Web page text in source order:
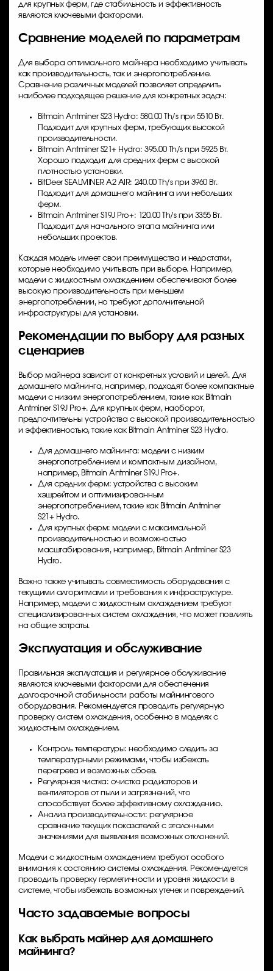
для крупных ферм, где стабильность и эффективность
являются ключевыми факторами.
Сравнение моделей по параметрам
Для выбора оптимального майнера необходимо учитывать
как производительность, так и энергопотребление.
Сравнение различных моделей позволяет определить
наиболее подходящее решение для конкретных задач:
Bitmain Antminer S23 Hydro: 580.00 Th/s при 5510 Вт.
Подходит для крупных ферм, требующих высокой
производительности.
Bitmain Antminer S21+ Hydro: 395.00 Th/s при 5925 Вт.
Хорошо подходит для средних ферм с высокой
плотностью установки.
BitDeer SEALMINER A2 AIR: 240.00 Th/s при 3960 Вт.
Подходит для домашнего майнинга или небольших
ферм.
Bitmain Antminer S19J Pro+: 120.00 Th/s при 3355 Вт.
Подходит для начального этапа майнинга или
небольших проектов.
Каждая модель имеет свои преимущества и недостатки,
которые необходимо учитывать при выборе. Например,
модели с жидкостным охлаждением обеспечивают более
высокую производительность при меньшем
энергопотреблении, но требуют дополнительной
инфраструктуры для установки.
Рекомендации по выбору для разных
сценариев
Выбор майнера зависит от конкретных условий и целей. Для
домашнего майнинга, например, подходят более компактные
модели с низким энергопотреблением, такие как Bitmain
Antminer S19J Pro+. Для крупных ферм, наоборот,
предпочтительны устройства с высокой производительностью
и эффективностью, такие как Bitmain Antminer S23 Hydro.
Для домашнего майнинга: модели с низким
энергопотреблением и компактным дизайном,
например, Bitmain Antminer S19J Pro+.
Для средних ферм: устройства с высоким
хэшрейтом и оптимизированным
энергопотреблением, такие как Bitmain Antminer
S21+ Hydro.
Для крупных ферм: модели с максимальной
производительностью и возможностью
масштабирования, например, Bitmain Antminer S23
Hydro.
Важно также учитывать совместимость оборудования с
текущими алгоритмами и требования к инфраструктуре.
Например, модели с жидкостным охлаждением требуют
специализированных систем охлаждения, что может повлиять
на общие затраты.
Эксплуатация и обслуживание
Правильная эксплуатация и регулярное обслуживание
являются ключевыми факторами для обеспечения
долгосрочной стабильности работы майнингового
оборудования. Рекомендуется проводить регулярную
проверку систем охлаждения, особенно в моделях с
жидкостным охлаждением.
Контроль температуры: необходимо следить за
температурными режимами, чтобы избежать
перегрева и возможных сбоев.
Регулярная чистка: очистка радиаторов и
вентиляторов от пыли и загрязнений, что
способствует более эффективному охлаждению.
Анализ производительности: регулярное
сравнение текущих показателей с эталонными
значениями для выявления возможных отклонений.
Модели с жидкостным охлаждением требуют особого
внимания к состоянию системы охлаждения. Рекомендуется
проводить проверку герметичности и уровня жидкости в
системе, чтобы избежать возможных утечек и повреждений.
Часто задаваемые вопросы
Как выбрать майнер для домашнего
майнинга?